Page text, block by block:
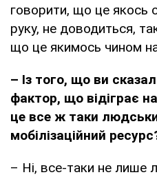
говорити, що це якось
руку, не доводиться,
що це якимось чином
– Із того, що ви
фактор, що відіграє
це все ж таки
мобілізаційний
– Ні, все-таки не лише